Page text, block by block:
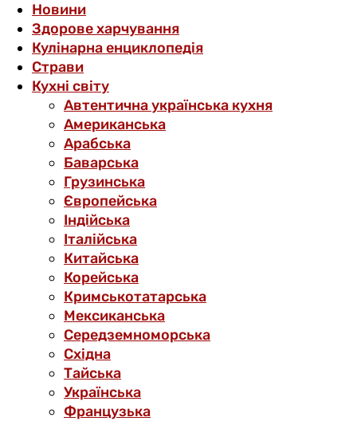
Новини
Здорове харчування
Кулінарна енциклопедія
Страви
Кухні світу
Автентична українська кухня
Американська
Арабська
Баварська
Грузинська
Європейська
Індійська
Італійська
Китайська
Корейська
Кримськотатарська
Мексиканська
Середземноморська
Східна
Тайська
Українська
Французька